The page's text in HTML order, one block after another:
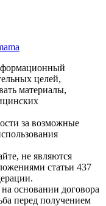
целей,
материалы,
за возможные
не являются
статьи 437
основании договора
перед получением